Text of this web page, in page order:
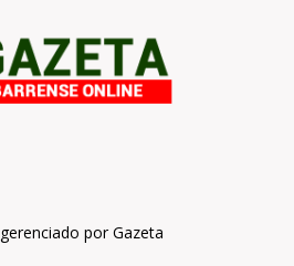
por Gazeta